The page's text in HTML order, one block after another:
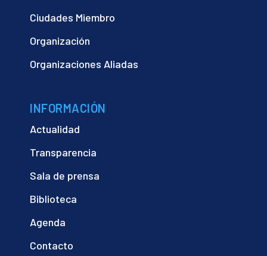
Ciudades Miembro
Organización
Organizaciones Aliadas
INFORMACIÓN
Actualidad
Transparencia
Sala de prensa
Biblioteca
Agenda
Contacto